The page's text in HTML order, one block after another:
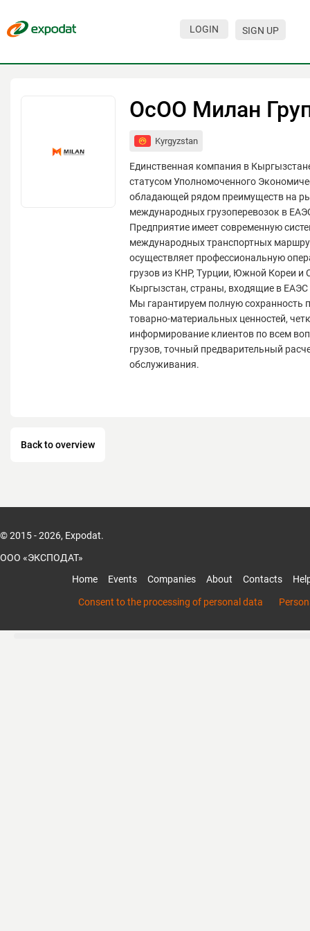
LOGIN SIGN UP
ОсОО Милан
Kyrgyzstan
Единственная компания в
статусом Уполномоченного
обладающей рядом преимуществ на
международных грузоперевозок в
Предприятие имеет современную
международных транспортных
осуществляет профессиональную
грузов из КНР, Турции, Южной Кореи и
Кыргызстан, страны, входящие в ЕАЭС
Мы гарантируем полную сохранность
товарно-материальных ценностей,
информирование клиентов по всем
грузов, точный предварительный
обслуживания.
Back to overview
© 2015 - 2026, Expodat.
ООО «ЭКСПОДАТ»
Home
Events Companies About Contacts
Consent to the processing of personal data
Events
For organizations